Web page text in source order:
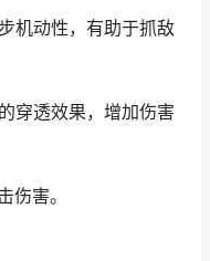
机动性，有助于抓敌
穿透效果，增加伤害
伤害。